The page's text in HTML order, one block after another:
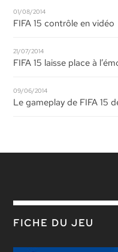
01/08/2014
FIFA 15 contrôle en vidéo
21/07/2014
FIFA 15 laisse place à
09/06/2014
Le gameplay de FIFA 15
FICHE DU JEU